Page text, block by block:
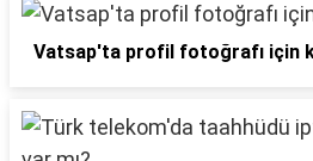
Vatsap'ta profil fotoğrafı için